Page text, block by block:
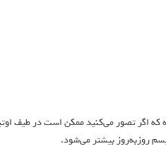
اگر تصور می‌کنید ممکن است در طیف
روزبه‌روز بیشتر می‌شود.